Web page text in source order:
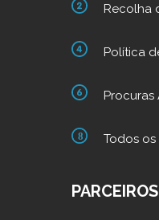
Recolha
Política
Procuras
Todos os
PARCEIROS